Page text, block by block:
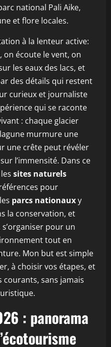
national Pali Aike,
et flore locales.
à la lenteur active:
on écoute le vent, on
les eaux des lacs, et
des détails qui restent
curieux et journaliste
qui se raconte
: chaque glacier
murmure une
une crête peut révéler
l’immensité. Dans ce
sites naturels
pour
parcs nationauxy
la conservation, et
pour un
tout en
Mon but est simple
à choisir vos étapes, et
courants, sans jamais
: panorama